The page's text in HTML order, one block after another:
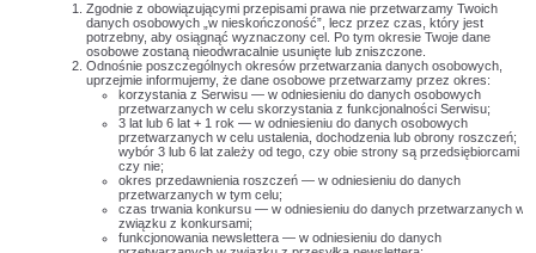
Zgodnie z obowiązującymi przepisami prawa nie przetwarzamy Twoich
danych osobowych „w nieskończoność”, lecz przez czas, który jest
potrzebny, aby osiągnąć wyznaczony cel. Po tym okresie Twoje dane
osobowe zostaną nieodwracalnie usunięte lub zniszczone.
Odnośnie poszczególnych okresów przetwarzania danych osobowych,
uprzejmie informujemy, że dane osobowe przetwarzamy przez okres:
korzystania z Serwisu — w odniesieniu do danych osobowych
przetwarzanych w celu skorzystania z funkcjonalności Serwisu;
3 lat lub 6 lat + 1 rok — w odniesieniu do danych osobowych
przetwarzanych w celu ustalenia, dochodzenia lub obrony roszczeń;
wybór 3 lub 6 lat zależy od tego, czy obie strony są przedsiębiorcami
czy nie;
okres przedawnienia roszczeń — w odniesieniu do danych
przetwarzanych w tym celu;
czas trwania konkursu — w odniesieniu do danych przetwarzanych w
związku z konkursami;
funkcjonowania newslettera — w odniesieniu do danych